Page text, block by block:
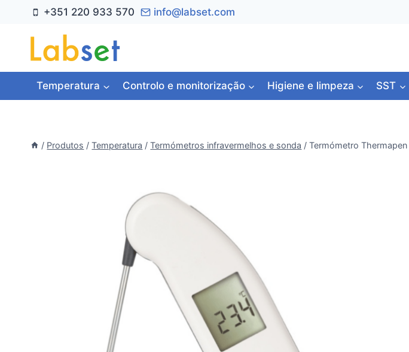
content
+351 220 933 570 info@labset.com
Temperatura Controlo e monitorização Higiene e limpeza SST
/ Produtos / Temperatura / Termómetros infravermelhos e sonda / Termómetro Thermapen